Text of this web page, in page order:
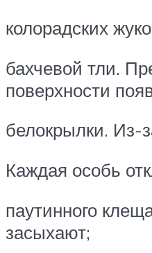
колорадских
бахчевой тли.
поверхности
белокрылки. Из-
Каждая особь
паутинного
засыхают;